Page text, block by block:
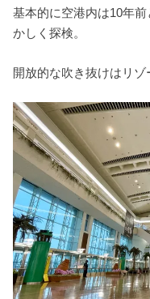
基本的に空港内は10年
かしく探検。
開放的な吹き抜けはリゾ